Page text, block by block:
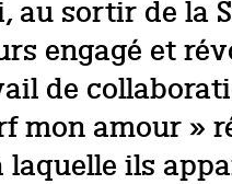
sortir de la
engagé et
de
mon amour »
ils